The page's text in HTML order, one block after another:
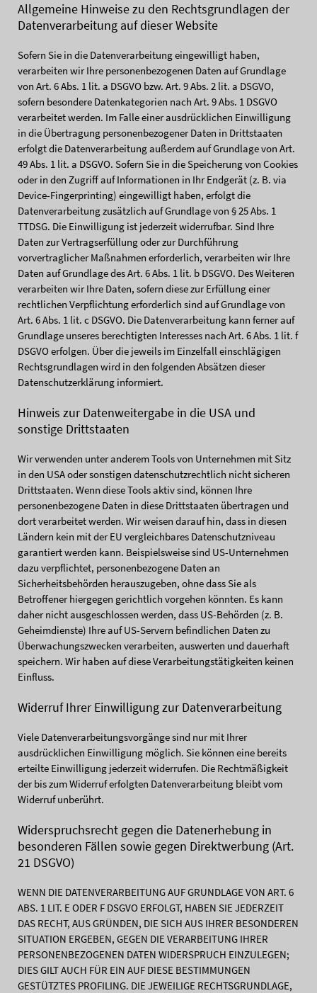
Allgemeine Hinweise zu den Rechtsgrundlagen der
Datenverarbeitung auf dieser Website
Sofern Sie in die Datenverarbeitung eingewilligt haben,
verarbeiten wir Ihre personenbezogenen Daten auf Grundlage
von Art. 6 Abs. 1 lit. a DSGVO bzw. Art. 9 Abs. 2 lit. a DSGVO,
sofern besondere Datenkategorien nach Art. 9 Abs. 1 DSGVO
verarbeitet werden. Im Falle einer ausdrücklichen Einwilligung
in die Übertragung personenbezogener Daten in Drittstaaten
erfolgt die Datenverarbeitung außerdem auf Grundlage von Art.
49 Abs. 1 lit. a DSGVO. Sofern Sie in die Speicherung von Cookies
oder in den Zugriff auf Informationen in Ihr Endgerät (z. B. via
Device-Fingerprinting) eingewilligt haben, erfolgt die
Datenverarbeitung zusätzlich auf Grundlage von § 25 Abs. 1
TTDSG. Die Einwilligung ist jederzeit widerrufbar. Sind Ihre
Daten zur Vertragserfüllung oder zur Durchführung
vorvertraglicher Maßnahmen erforderlich, verarbeiten wir Ihre
Daten auf Grundlage des Art. 6 Abs. 1 lit. b DSGVO. Des Weiteren
verarbeiten wir Ihre Daten, sofern diese zur Erfüllung einer
rechtlichen Verpflichtung erforderlich sind auf Grundlage von
Art. 6 Abs. 1 lit. c DSGVO. Die Datenverarbeitung kann ferner auf
Grundlage unseres berechtigten Interesses nach Art. 6 Abs. 1 lit. f
DSGVO erfolgen. Über die jeweils im Einzelfall einschlägigen
Rechtsgrundlagen wird in den folgenden Absätzen dieser
Datenschutzerklärung informiert.
Hinweis zur Datenweitergabe in die USA und
sonstige Drittstaaten
Wir verwenden unter anderem Tools von Unternehmen mit Sitz
in den USA oder sonstigen datenschutzrechtlich nicht sicheren
Drittstaaten. Wenn diese Tools aktiv sind, können Ihre
personenbezogene Daten in diese Drittstaaten übertragen und
dort verarbeitet werden. Wir weisen darauf hin, dass in diesen
Ländern kein mit der EU vergleichbares Datenschutzniveau
garantiert werden kann. Beispielsweise sind US-Unternehmen
dazu verpflichtet, personenbezogene Daten an
Sicherheitsbehörden herauszugeben, ohne dass Sie als
Betroffener hiergegen gerichtlich vorgehen könnten. Es kann
daher nicht ausgeschlossen werden, dass US-Behörden (z. B.
Geheimdienste) Ihre auf US-Servern befindlichen Daten zu
Überwachungszwecken verarbeiten, auswerten und dauerhaft
speichern. Wir haben auf diese Verarbeitungstätigkeiten keinen
Einfluss.
Widerruf Ihrer Einwilligung zur Datenverarbeitung
Viele Datenverarbeitungsvorgänge sind nur mit Ihrer
ausdrücklichen Einwilligung möglich. Sie können eine bereits
erteilte Einwilligung jederzeit widerrufen. Die Rechtmäßigkeit
der bis zum Widerruf erfolgten Datenverarbeitung bleibt vom
Widerruf unberührt.
Widerspruchsrecht gegen die Datenerhebung in
besonderen Fällen sowie gegen Direktwerbung (Art.
21 DSGVO)
WENN DIE DATENVERARBEITUNG AUF GRUNDLAGE VON ART. 6
ABS. 1 LIT. E ODER F DSGVO ERFOLGT, HABEN SIE JEDERZEIT
DAS RECHT, AUS GRÜNDEN, DIE SICH AUS IHRER BESONDEREN
SITUATION ERGEBEN, GEGEN DIE VERARBEITUNG IHRER
PERSONENBEZOGENEN DATEN WIDERSPRUCH EINZULEGEN;
DIES GILT AUCH FÜR EIN AUF DIESE BESTIMMUNGEN
GESTÜTZTES PROFILING. DIE JEWEILIGE RECHTSGRUNDLAGE,